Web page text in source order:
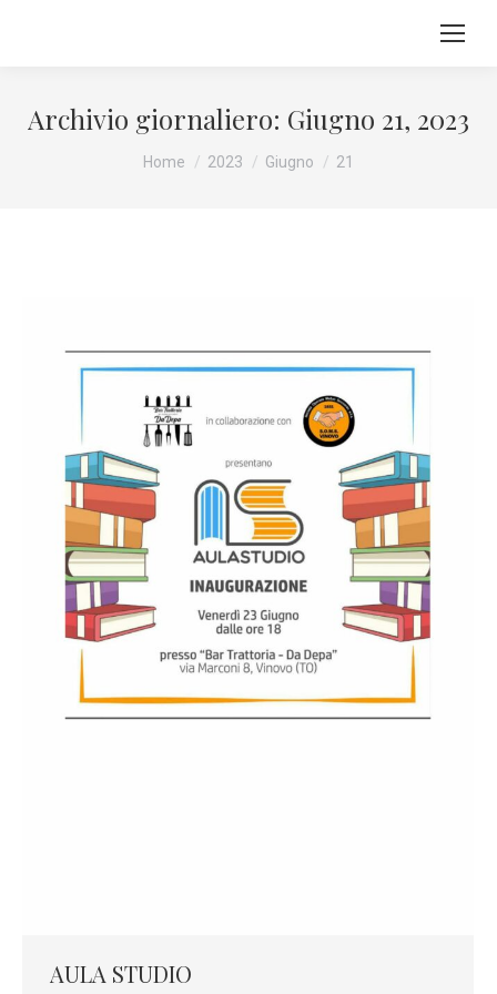
Archivio giornaliero: Giugno 21, 2023
Tu sei qui:
Home 2023 Giugno 21
AULA STUDIO